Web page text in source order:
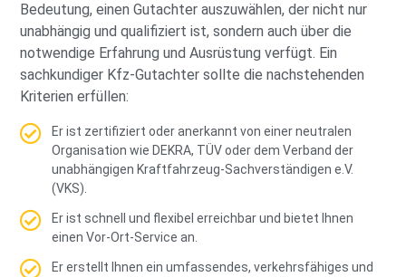
Bedeutung, einen Gutachter auszuwählen, der nicht nur
unabhängig und qualifiziert ist, sondern auch über die
notwendige Erfahrung und Ausrüstung verfügt. Ein
sachkundiger Kfz-Gutachter sollte die nachstehenden
Kriterien erfüllen:
Er ist zertifiziert oder anerkannt von einer neutralen
Organisation wie DEKRA, TÜV oder dem Verband der
unabhängigen Kraftfahrzeug-Sachverständigen e.V.
(VKS).
Er ist schnell und flexibel erreichbar und bietet Ihnen
einen Vor-Ort-Service an.
Er erstellt Ihnen ein umfassendes, verkehrsfähiges und